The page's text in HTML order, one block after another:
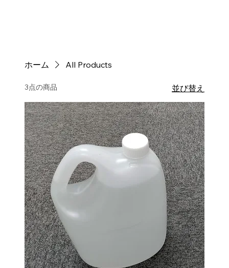
ホーム All Products
3点の商品 並び替え